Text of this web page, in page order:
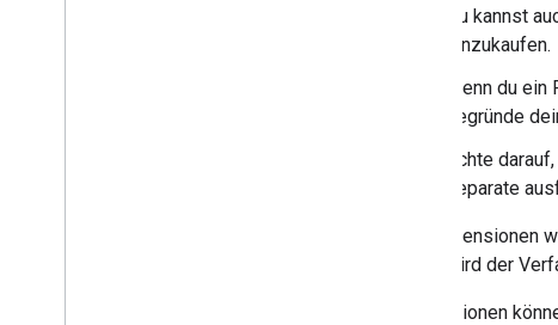
Du kannst
einzukaufen.
Wenn du
begründe
Achte
separate
Für Rezensionen
folgt, wird der
Rezensionen